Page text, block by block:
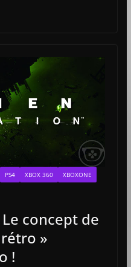
PS4 XBOX 360 XBOXONE
concept de
»
!